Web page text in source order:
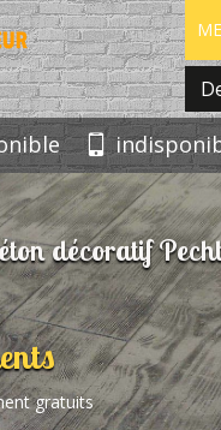
décoratif
gratuits